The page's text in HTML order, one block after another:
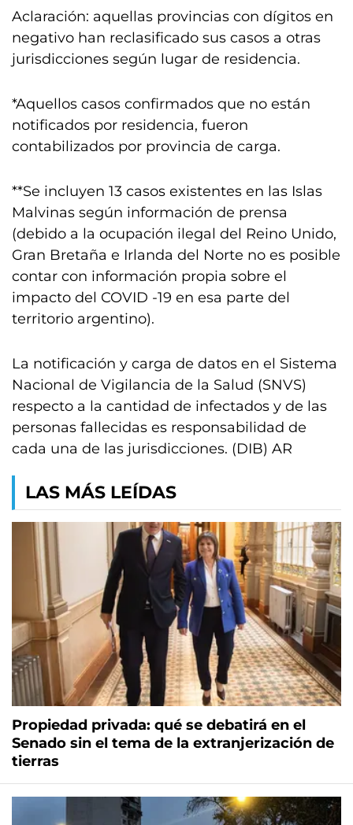
Aclaración: aquellas provincias con dígitos en
negativo han reclasificado sus casos a otras
jurisdicciones según lugar de residencia.
*Aquellos casos confirmados que no están
notificados por residencia, fueron
contabilizados por provincia de carga.
**Se incluyen 13 casos existentes en las Islas
Malvinas según información de prensa
(debido a la ocupación ilegal del Reino Unido,
Gran Bretaña e Irlanda del Norte no es posible
contar con información propia sobre el
impacto del COVID -19 en esa parte del
territorio argentino).
La notificación y carga de datos en el Sistema
Nacional de Vigilancia de la Salud (SNVS)
respecto a la cantidad de infectados y de las
personas fallecidas es responsabilidad de
cada una de las jurisdicciones. (DIB) AR
LAS MÁS LEÍDAS
Propiedad privada: qué se debatirá en el
Senado sin el tema de la extranjerización de
tierras